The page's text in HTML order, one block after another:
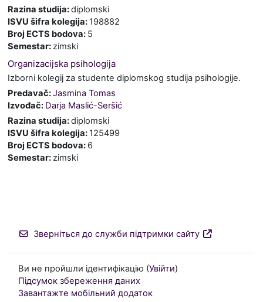
Razina studija:diplomski
ISVU šifra kolegija: 198882
Broj ECTS bodova: 5
Semestar:zimski
Organizacijska psihologija
Izborni kolegij za studente diplomskog studija psihologije.
Predavač:Jasmina Tomas
Izvođač: Darja Maslić-Seršić
Razina studija:diplomski
ISVU šifra kolegija: 125499
Broj ECTS bodova: 6
Semestar:zimski
Зверніться до служби підтримки сайту
Ви не пройшли ідентифікацію (Увійти)
Підсумок збереження даних
Завантажте мобільний додаток